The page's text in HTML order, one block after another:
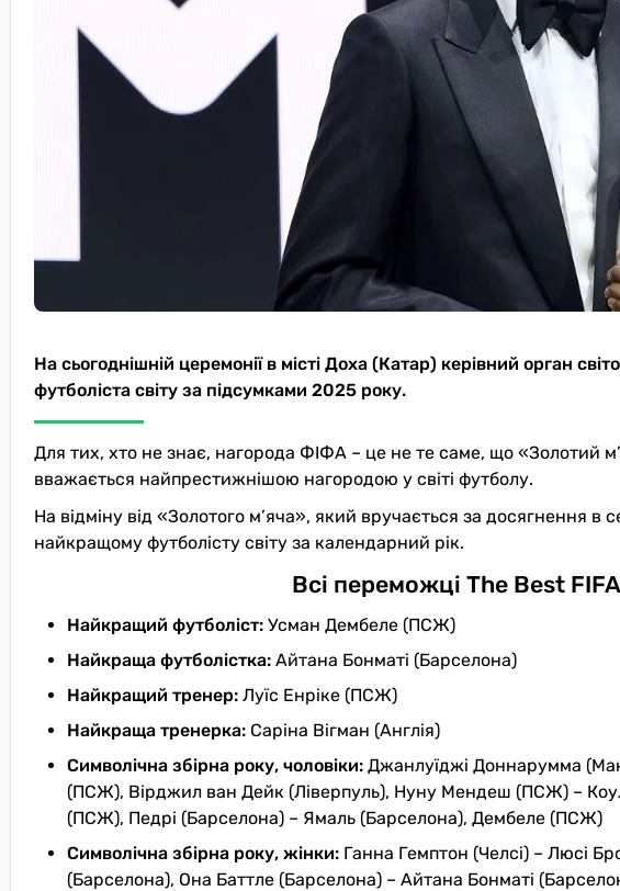
На сьогоднішній церемонії в місті Доха (Катар) керівний орган
футболіста світу за підсумками 2025 року.
Для тих, хто не знає, нагорода ФІФА – це не те саме, що «Золотий
вважається найпрестижнішою нагородою у світі футболу.
На відміну від «Золотого м’яча», який вручається за досягнення в
найкращому футболісту світу за календарний рік.
Всі переможці The Best
Найкращий футболіст: Усман Дембеле (ПСЖ)
Найкраща футболістка: Айтана Бонматі (Барселона)
Найкращий тренер: Луїс Енріке (ПСЖ)
Найкраща тренерка: Саріна Вігман (Англія)
Символічна збірна року, чоловіки: Джанлуїджі Доннарумма
(ПСЖ), Вірджил ван Дейк (Ліверпуль), Нуну Мендеш (ПСЖ) – Коул
(ПСЖ), Педрі (Барселона) – Ямаль (Барселона), Дембеле (ПСЖ)
Символічна збірна року, жінки: Ганна Гемптон (Челсі) – Люсі
(Барселона), Она Баттле (Барселона) – Айтана Бонматі